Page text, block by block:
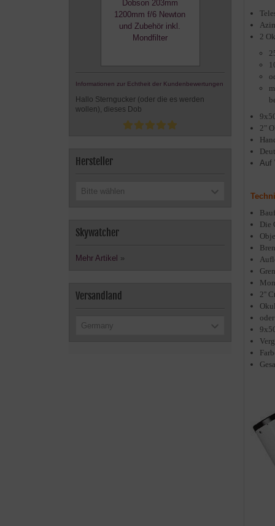
2
2"
Auf
Die
2'' C
Informationen zur Echtheit der Kundenbewertungen
Hallo Sterngucker (oder die es werden
wollen), dieses Dob
Hersteller
Bitte wählen
Skywatcher
Mehr Artikel »
Versandland
Germany